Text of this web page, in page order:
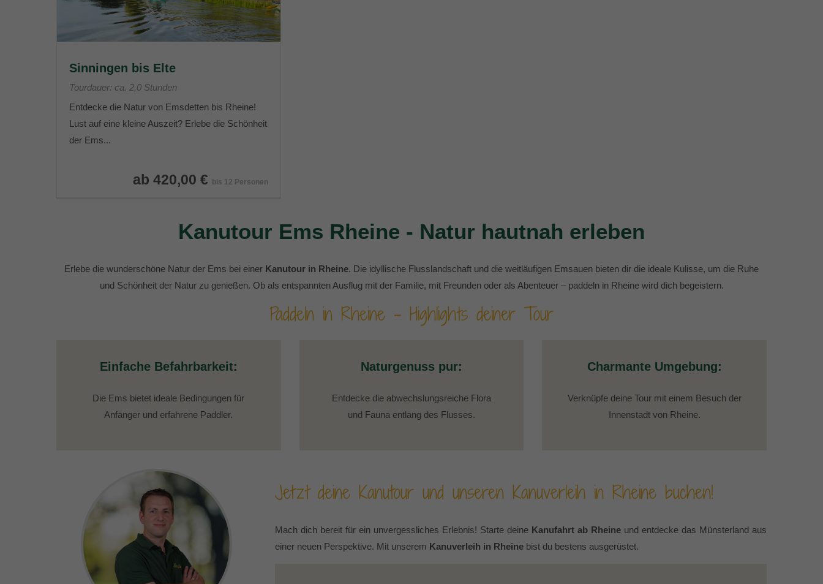
Sinningen bis Elte
Tourdauer: ca. 2,0 Stunden
Entdecke die Natur von Emsdetten bis Rheine!
Lust auf eine kleine Auszeit? Erlebe die Schönheit
der Ems...
ab 420,00 € bis 12 Personen
Kanutour Ems Rheine - Natur hautnah erleben
Erlebe die wunderschöne Natur der Ems bei einer Kanutour in Rheine. Die idyllische Flusslandschaft und die weitläufigen Emsauen bieten dir die ideale Kulisse, um die Ruhe
und Schönheit der Natur zu genießen. Ob als entspannten Ausflug mit der Familie, mit Freunden oder als Abenteuer – paddeln in Rheine wird dich begeistern.
Paddeln in Rheine – Highlights deiner Tour
Einfache Befahrbarkeit:
Die Ems bietet ideale Bedingungen für
Anfänger und erfahrene Paddler.
Naturgenuss pur:
Entdecke die abwechslungsreiche Flora
und Fauna entlang des Flusses.
Charmante Umgebung:
Verknüpfe deine Tour mit einem Besuch der
Innenstadt von Rheine.
Jetzt deine Kanutour und unseren Kanuverleih in Rheine buchen!
Mach dich bereit für ein unvergessliches Erlebnis! Starte deine Kanufahrt ab Rheine und entdecke das Münsterland aus
einer neuen Perspektive. Mit unserem Kanuverleih in Rheine bist du bestens ausgerüstet.